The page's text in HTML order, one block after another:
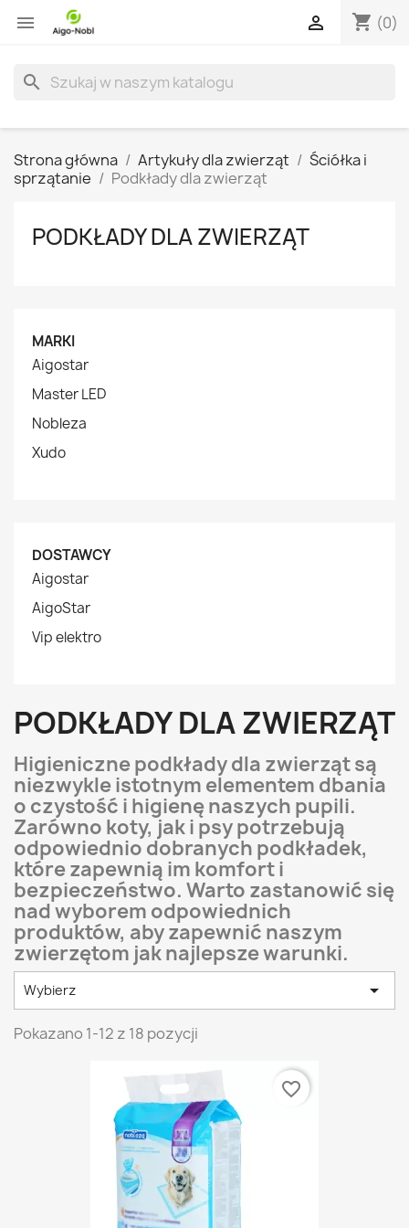
 shopping_cart (0)

search
Strona główna Artykuły dla zwierząt
Ściółka i
sprzątanie
Podkłady dla zwierząt
PODKŁADY DLA ZWIERZĄT
MARKI
Aigostar
Master LED
Nobleza
Xudo
DOSTAWCY
Aigostar
AigoStar
Vip elektro
PODKŁADY DLA ZWIERZĄT
Higieniczne podkłady dla zwierząt są
niezwykle istotnym elementem dbania
o czystość i higienę naszych pupili.
Zarówno koty, jak i psy potrzebują
odpowiednio dobranych podkładek,
które zapewnią im komfort i
bezpieczeństwo. Warto zastanowić się
nad wyborem odpowiednich
produktów, aby zapewnić naszym
zwierzętom jak najlepsze warunki.
Wybierz 
Pokazano 1-12 z 18 pozycji
favorite_border